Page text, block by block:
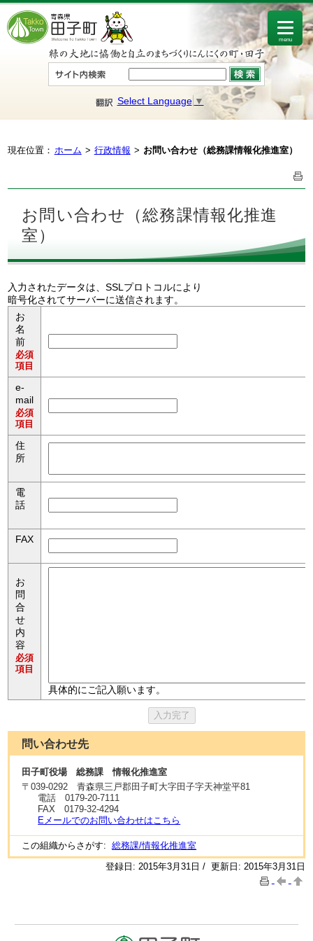
Select Language ▼
menu
現在位置： ホーム 行政情報 お問い合わせ（総務課情報化推進室）
お問い合わせ（総務課情報化推進
室）
入力されたデータは、SSLプロトコルにより
暗号化されてサーバーに送信されます。
お
名
前
必須
項目
e-
mail
必須
項目
住
所
電
話
FAX
お
問
合
せ
内
容
必須
項目
具体的にご記入願います。
問い合わせ先
田子町役場 総務課 情報化推進室
〒039-0292
青森県三戸郡田子町大字田子字天神堂平81
電話0179-20-7111
FAX0179-32-4294
Eメールでのお問い合わせはこちら
この組織からさがす:総務課/情報化推進室
登録日: 2015年3月31日 / 更新日: 2015年3月31日